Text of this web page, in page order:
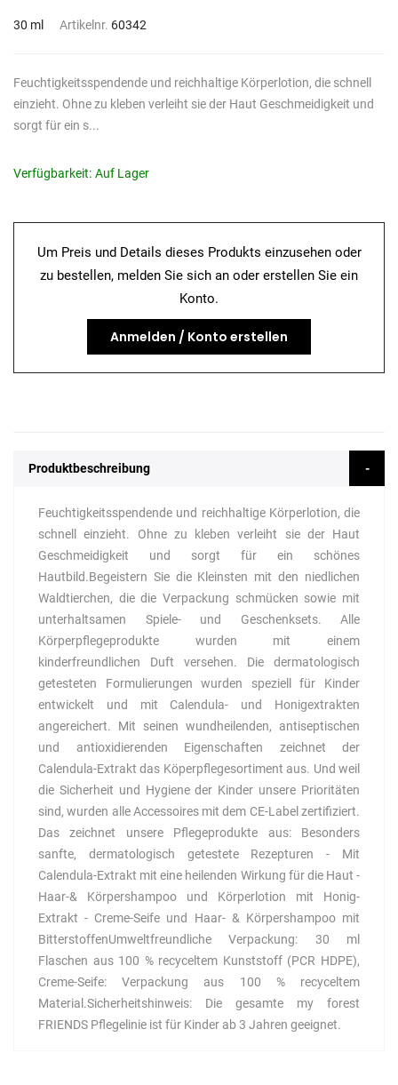
30 ml Artikelnr. 60342
Feuchtigkeitsspendende und reichhaltige Körperlotion, die schnell
einzieht. Ohne zu kleben verleiht sie der Haut Geschmeidigkeit und
sorgt für ein s...
Verfügbarkeit: Auf Lager
Um Preis und Details dieses Produkts einzusehen oder
zu bestellen, melden Sie sich an oder erstellen Sie ein
Konto.
Anmelden / Konto erstellen
Produktbeschreibung
Feuchtigkeitsspendende und reichhaltige Körperlotion, die
schnell einzieht. Ohne zu kleben verleiht sie der Haut
Geschmeidigkeit und sorgt für ein schönes
Hautbild.Begeistern Sie die Kleinsten mit den niedlichen
Waldtierchen, die die Verpackung schmücken sowie mit
unterhaltsamen Spiele- und Geschenksets. Alle
Körperpflegeprodukte wurden mit einem
kinderfreundlichen Duft versehen. Die dermatologisch
getesteten Formulierungen wurden speziell für Kinder
entwickelt und mit Calendula- und Honigextrakten
angereichert. Mit seinen wundheilenden, antiseptischen
und antioxidierenden Eigenschaften zeichnet der
Calendula-Extrakt das Köperpflegesortiment aus. Und weil
die Sicherheit und Hygiene der Kinder unsere Prioritäten
sind, wurden alle Accessoires mit dem CE-Label zertifiziert.
Das zeichnet unsere Pflegeprodukte aus: Besonders
sanfte, dermatologisch getestete Rezepturen - Mit
Calendula-Extrakt mit eine heilenden Wirkung für die Haut -
Haar-& Körpershampoo und Körperlotion mit Honig-
Extrakt - Creme-Seife und Haar- & Körpershampoo mit
BitterstoffenUmweltfreundliche Verpackung: 30 ml
Flaschen aus 100 % recyceltem Kunststoff (PCR HDPE),
Creme-Seife: Verpackung aus 100 % recyceltem
Material.Sicherheitshinweis: Die gesamte my forest
FRIENDS Pflegelinie ist für Kinder ab 3 Jahren geeignet.